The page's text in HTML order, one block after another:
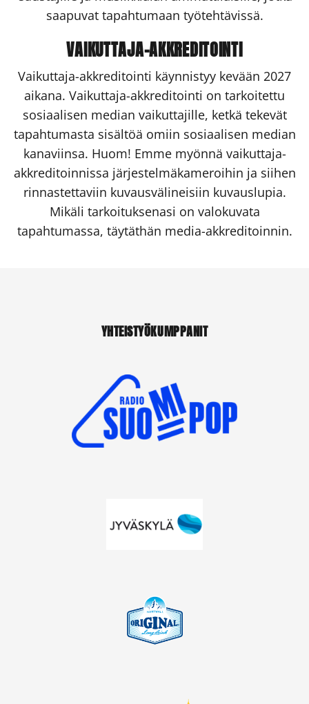
saapuvat tapahtumaan työtehtävissä.
VAIKUTTAJA-AKKREDITOINTI
Vaikuttaja-akkreditointi käynnistyy kevään 2027
aikana. Vaikuttaja-akkreditointi on tarkoitettu
sosiaalisen median vaikuttajille, ketkä tekevät
tapahtumasta sisältöä omiin sosiaalisen median
kanaviinsa. Huom! Emme myönnä vaikuttaja-
akkreditoinnissa järjestelmäkameroihin ja siihen
rinnastettaviin kuvausvälineisiin kuvauslupia.
Mikäli tarkoituksenasi on valokuvata
tapahtumassa, täytäthän media-akkreditoinnin.
YHTEISTYÖKUMPPANIT